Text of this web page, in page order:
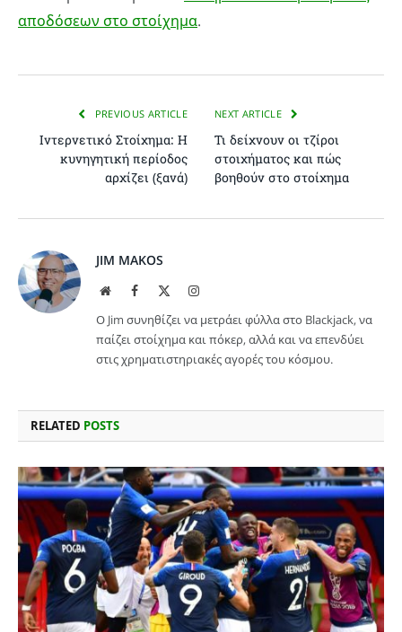
αποδόσεων στο στοίχημα.
PREVIOUS ARTICLE
Ιντερνετικό Στοίχημα: Η
κυνηγητική περίοδος
αρχίζει (ξανά)
NEXT ARTICLE
Τι δείχνουν οι τζίροι
στοιχήματος και πώς
βοηθούν στο στοίχημα
JIM MAKOS
WebsiteFacebook Instagram
Ο Jim συνηθίζει να μετράει φύλλα στο Blackjack, να
παίζει στοίχημα και πόκερ, αλλά και να επενδύει
στις χρηματιστηριακές αγορές του κόσμου.
RELATED POSTS